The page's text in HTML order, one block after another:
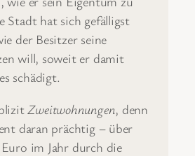
Stadt hat sich gefälligst
der Besitzer seine
will, soweit er damit
schädigt.
Zweitwohnungen, denn
daran prächtig – über
im Jahr durch die